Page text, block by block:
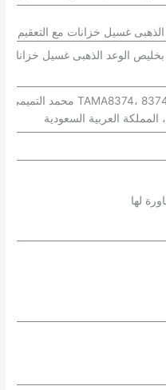
الوعد الذهبى غسيل خزانات
حي الحلقة الشرقية، TAMA8374، 8374 محمد التميمي،
لها